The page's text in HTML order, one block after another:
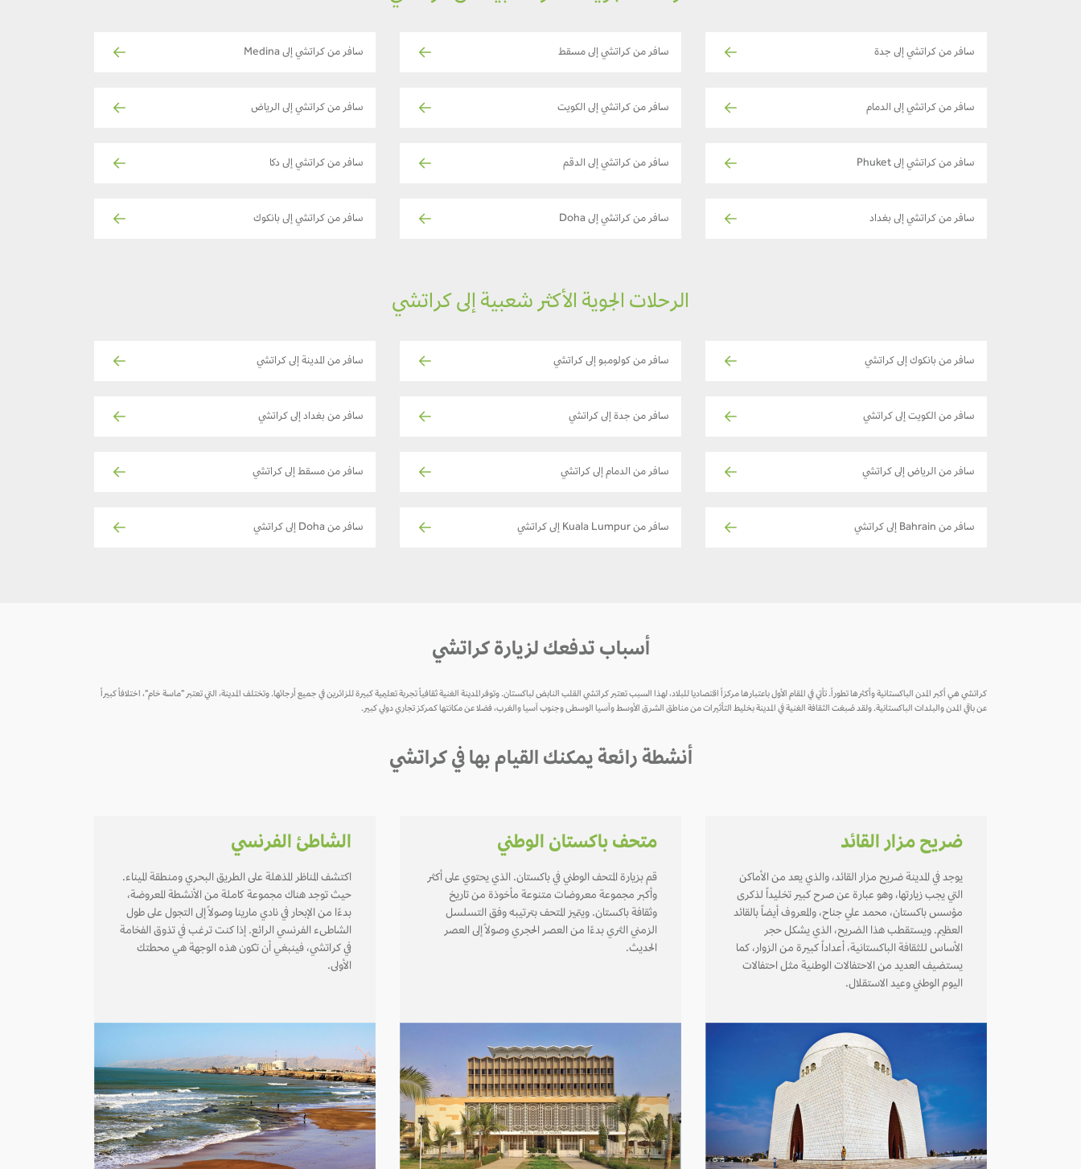
سافر من كراتشي إلى جدة سافر من كراتشي إلى مسقط سافر من كراتشي إلى Medina
سافر من كراتشي إلى الدمام سافر من كراتشي إلى الكويت سافر من كراتشي إلى الرياض
سافر من كراتشي إلى Phuket سافر من كراتشي إلى الدقم سافر من كراتشي إلى دكا
سافر من كراتشي إلى بغداد سافر من كراتشي إلى Doha سافر من كراتشي إلى بانكوك
الرحلات الجوية الأكثر شعبية إلى كراتشي
سافر من بانكوك إلى كراتشي سافر من كولومبو إلى كراتشي سافر من المدينة إلى كراتشي
سافر من الكويت إلى كراتشي سافر من جدة إلى كراتشي سافر من بغداد إلى كراتشي
سافر من الرياض إلى كراتشي سافر من الدمام إلى كراتشي سافر من مسقط إلى كراتشي
سافر من Bahrain إلى كراتشي سافر من Kuala Lumpur إلى كراتشي سافر من Doha إلى كراتشي
أسباب تدفعك لزيارة كراتشي
كراتشي هي أكبر المدن الباكستانية وأكثرها تطوراً. تأتي في المقام الأول باعتبارها مركزاً اقتصاديا للبلاد، لهذا السبب تعتبر كراتشي القلب النابض لباكستان. وتوفرالمدينة الغنية ثقافياً تجربة تعليمية كبيرة للزائرين في جميع أرجائها. وتختلف المدينة، التي تعتبر "ماسة خام"، اختلافاً كبيراً
عن باقي المدن والبلدات الباكستانية. ولقد صُبغت الثقافة الغنية في المدينة بخليط التأثيرات من مناطق الشرق الأوسط وآسيا الوسطى وجنوب آسيا والغرب، فضلا عن مكانتها كمركز تجاري دولي كبير.
أنشطة رائعة يمكنك القيام بها في كراتشي
ضريح مزار القائد
يوجد في المدينة ضريح مزار القائد، والذي يعد من الأماكن
التي يجب زيارتها، وهو عبارة عن صرح كبير تخليداً لذكرى
مؤسس باكستان، محمد علي جناح، والمعروف أيضاً بالقائد
العظيم. ويستقطب هذا الضريح، الذي يشكل حجر
الأساس للثقافة الباكستانية، أعداداً كبيرة من الزوار، كما
يستضيف العديد من الاحتفالات الوطنية مثل احتفالات
اليوم الوطني وعيد الاستقلال.
متحف باكستان الوطني
قم بزيارة المتحف الوطني في باكستان. الذي يحتوي على أكثر
وأكبر مجموعة معروضات متنوعة مأخوذة من تاريخ
وثقافة باكستان. ويتميز المتحف بترتيبه وفق التسلسل
الزمني الثري بدءًا من العصر الحجري وصولاً إلى العصر
الحديث.
الشاطئ الفرنسي
اكتشف المناظر المذهلة على الطريق البحري ومنطقة الميناء.
حيث توجد هناك مجموعة كاملة من الأنشطة المعروضة،
بدءًا من الإبحار في نادي مارينا وصولاً إلى التجول على طول
الشاطىء الفرنسي الرائع. إذا كنت ترغب في تذوق الفخامة
في كراتشي، فينبغي أن تكون هذه الوجهة هي محطتك
الأولى.